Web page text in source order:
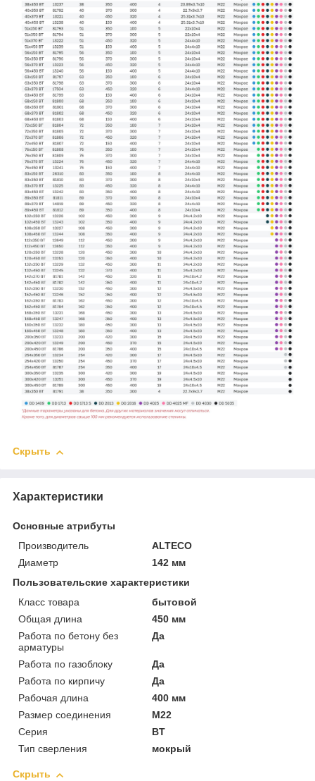
Скрыть
Характеристики
Основные атрибуты
Производитель
ALTECO
Диаметр
142 мм
Пользовательские характеристики
Класс товара
бытовой
Общая длина
450 мм
Работа по бетону без
арматуры
Да
Работа по газоблоку
Да
Работа по кирпичу
Да
Рабочая длина
400 мм
Размер соединения
М22
Серия
BТ
Тип сверления
мокрый
Скрыть